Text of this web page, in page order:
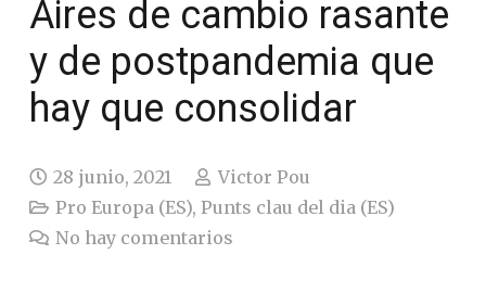
Aires de cambio rasante
y de postpandemia que
hay que consolidar
28 junio, 2021
Victor Pou
Pro Europa (ES),Punts clau del dia (ES)
No hay comentarios